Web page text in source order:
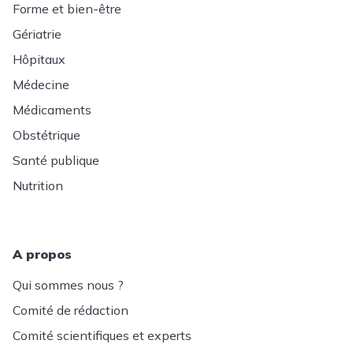
Forme et bien-être
Gériatrie
Hôpitaux
Médecine
Médicaments
Obstétrique
Santé publique
Nutrition
A propos
Qui sommes nous ?
Comité de rédaction
Comité scientifiques et experts